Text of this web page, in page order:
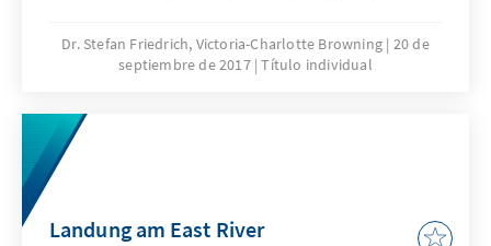
circumvent a nuclear arms race in the Asia
Pacific by imposing drastic sanctions, six
non-residential UN bodies are providing
humanitarian assistance to the impoverished
country.
Dr. Stefan Friedrich, Victoria-Charlotte Browning 20 de
septiembre de 2017 Título individual
Landung am East River